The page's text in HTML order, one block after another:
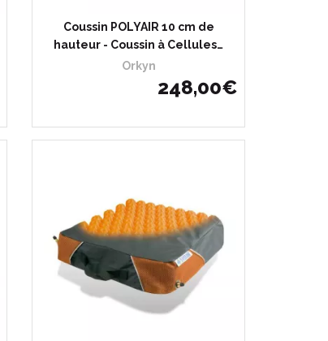
Coussin POLYAIR 10 cm de
hauteur - Coussin à Cellules…
Orkyn
248,00€